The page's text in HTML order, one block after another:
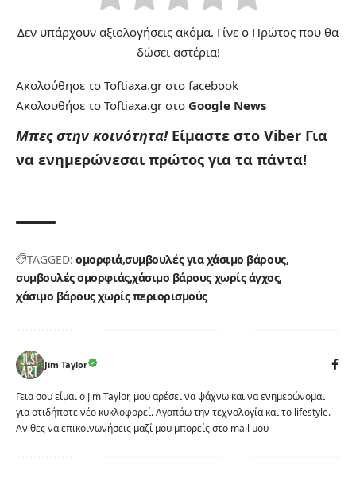
Δεν υπάρχουν αξιολογήσεις ακόμα. Γίνε ο Πρώτος που θα
δώσει αστέρια!
Ακολούθησε το Toftiaxa.gr στο facebook
Ακολουθήσε το Toftiaxa.gr στο Google News
Μπες στην κοινότητα! Είμαστε στο Viber Για
να ενημερώνεσαι πρώτος για τα πάντα!
TAGGED: ομορφιάσυμβουλές για χάσιμο βάρους
συμβουλές ομορφιάςχάσιμο βάρους χωρίς άγχος
χάσιμο βάρους χωρίς περιορισμούς
Jim Taylor
Γεια σου είμαι ο Jim Taylor, μου αρέσει να ψάχνω και να ενημερώνομαι
για οτιδήποτε νέο κυκλοφορεί. Αγαπάω την τεχνολογία και το lifestyle.
Αν θες να επικοινωνήσεις μαζί μου μπορείς στο mail μου